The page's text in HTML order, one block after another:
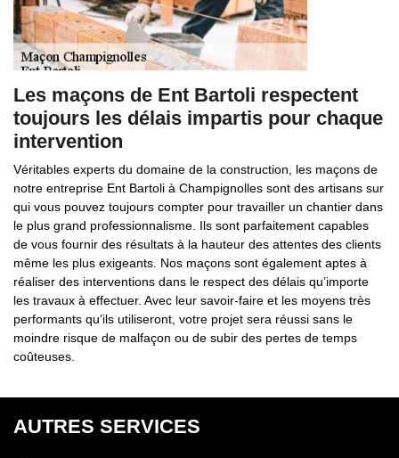
Les maçons de Ent Bartoli respectent
toujours les délais impartis pour chaque
intervention
Véritables experts du domaine de la construction, les maçons de
notre entreprise Ent Bartoli à Champignolles sont des artisans sur
qui vous pouvez toujours compter pour travailler un chantier dans
le plus grand professionnalisme. Ils sont parfaitement capables
de vous fournir des résultats à la hauteur des attentes des clients
même les plus exigeants. Nos maçons sont également aptes à
réaliser des interventions dans le respect des délais qu’importe
les travaux à effectuer. Avec leur savoir-faire et les moyens très
performants qu’ils utiliseront, votre projet sera réussi sans le
moindre risque de malfaçon ou de subir des pertes de temps
coûteuses.
AUTRES SERVICES